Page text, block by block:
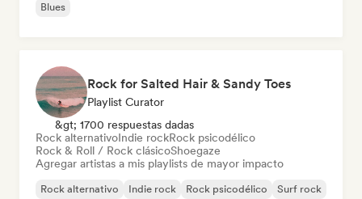
Blues
Rock for Salted Hair & Sandy Toes
Playlist Curator
&gt; 1700 respuestas dadas
Rock alternativoIndie rockRock psicodélico
Rock & Roll / Rock clásicoShoegaze
Agregar artistas a mis playlists de mayor impacto
Rock alternativo Indie rock Rock psicodélico
Surf rock